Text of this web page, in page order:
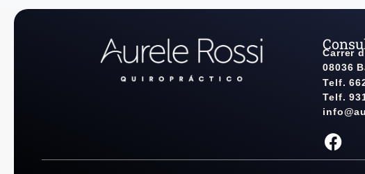
Carrer
08036
Telf.
Telf.